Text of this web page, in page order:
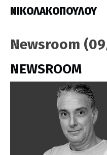
ΝΙΚΟΛΑΚΟΠΟΥΛΟΥ
Newsroom
NEWSROOM